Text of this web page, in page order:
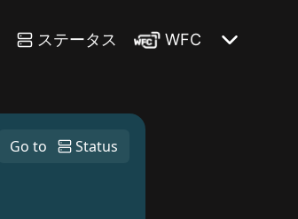
ステータス WFC
Go to Status